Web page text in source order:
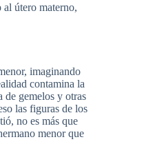
útero materno,
imaginando
contamina la
de gemelos y otras
las figuras de los
no es más que
menor que